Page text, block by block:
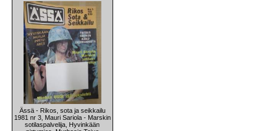
Ässä - Rikos, sota ja seikkailu
1981 nr 3, Mauri Sariola - Marskin
sotilaspalvelija, Hyvinkään